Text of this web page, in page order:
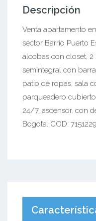
Descripción
Venta apartamento
sector Barrio Puerto
alcobas con closet,
semintegral con
patio de ropas, sala
parqueadero
24/7, ascensor. con
Bogota. COD: 7151229